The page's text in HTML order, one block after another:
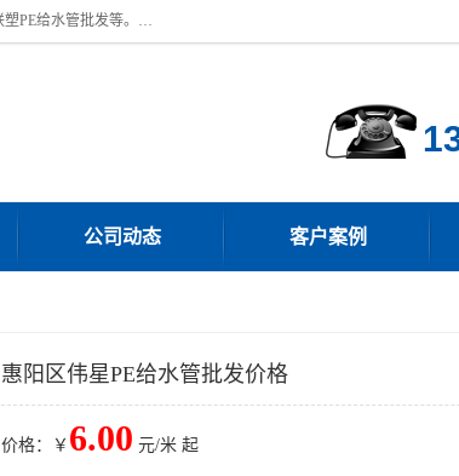
深圳市宝安区沙井街道浩丰胶管商行主营产品：联塑批发、联塑管批发、联塑总代理、联塑总经销、联塑HDPE波纹管批发、联塑PE给水管批发等。凭借服务以及多年的勤奋拼搏，发展成为一家销售各种管材管件，绝缘电工套管及配件等系列产品的贸易公司。公司秉承“顾客至上，锐意进取”的经营理念，坚持“客户至上”原则为广大客户提供的服务。欢迎惠顾！
公司动态 客户案例
惠阳区伟星PE给水管批发价格
价格：￥ 6.00 元/米 起